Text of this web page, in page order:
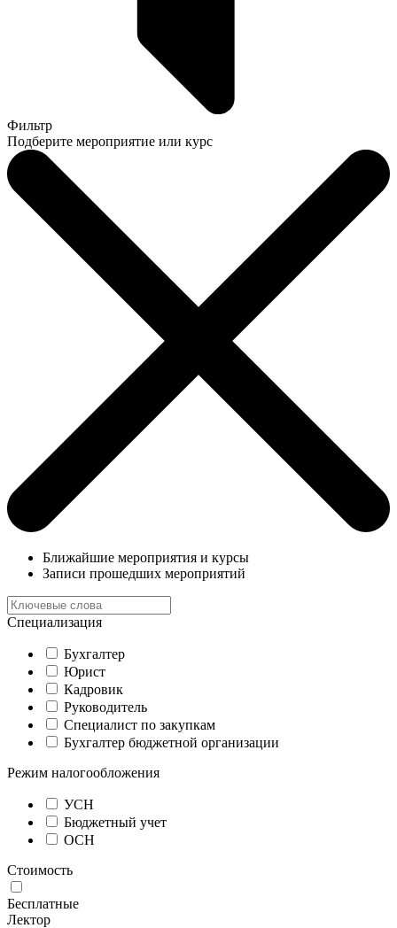
Фильтр
Подберите мероприятие или курс
Ближайшие мероприятия и курсы
Записи прошедших мероприятий
Специализация
Бухгалтер
Юрист
Кадровик
Руководитель
Специалист по закупкам
Бухгалтер бюджетной организации
Режим налогообложения
УСН
Бюджетный учет
ОСН
Стоимость
Бесплатные
Лектор